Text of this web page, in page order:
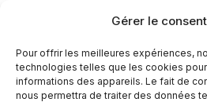
Gérer le
Pour offrir les meilleures expériences,
technologies telles que les cookies
informations des appareils. Le fait de
nous permettra de traiter des données